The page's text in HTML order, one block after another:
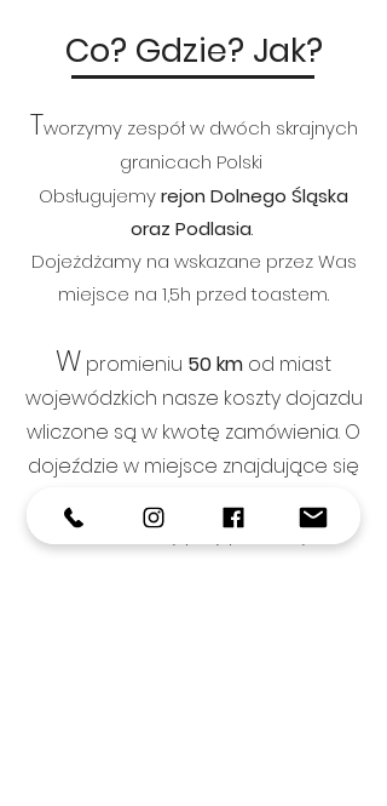
Co? Gdzie? Jak?
Tworzymy zespół w dwóch skrajnych
granicach Polski
Obsługujemyrejon Dolnego Śląska
oraz Podlasia.
Dojeżdżamyna wskazane przez Was
miejsce na 1,5h przed toastem.
W promieniu 50 km od miast
wojewódzkich nasze koszty dojazdu
wliczone są w kwotę zamówienia. O
dojeździe w miejsce znajdujące się
trochę dalej na mapie,
rozmawiamy przy pierwszym